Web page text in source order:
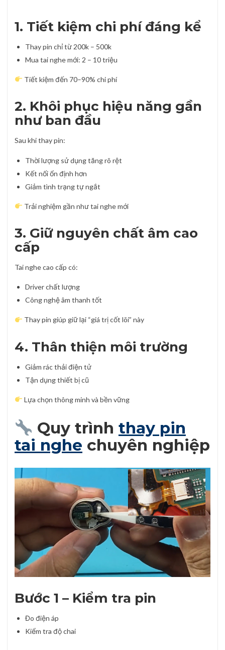
1. Tiết kiệm chi phí đáng kể
Thay pin chỉ từ 200k – 500k
Mua tai nghe mới: 2 – 10 triệu
Tiết kiệm đến 70–90% chi phí
2. Khôi phục hiệu năng gần
như ban đầu
Sau khi thay pin:
Thời lượng sử dụng tăng rõ rệt
Kết nối ổn định hơn
Giảm tình trạng tự ngắt
Trải nghiệm gần như tai nghe mới
3. Giữ nguyên chất âm cao
cấp
Tai nghe cao cấp có:
Driver chất lượng
Công nghệ âm thanh tốt
Thay pin giúp giữ lại “giá trị cốt lõi” này
4. Thân thiện môi trường
Giảm rác thải điện tử
Tận dụng thiết bị cũ
Lựa chọn thông minh và bền vững
Quy trình thay pin
tai nghe chuyên nghiệp
Bước 1 – Kiểm tra pin
Đo điện áp
Kiểm tra độ chai